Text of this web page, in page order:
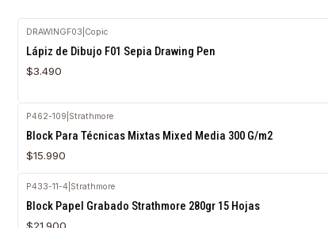
DRAWINGF03 Copic
Lápiz de Dibujo F01 Sepia Drawing Pen
$3.490
P462-109 Strathmore
Block Para Técnicas Mixtas Mixed Media 300 G/m2
$15.990
P433-11-4 Strathmore
Block Papel Grabado Strathmore 280gr 15 Hojas